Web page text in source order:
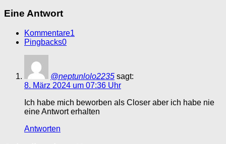
Eine Antwort
Kommentare1
Pingbacks0
@neptunlolo2235 sagt:
8. März 2024 um 07:36 Uhr
Ich habe mich beworben als Closer aber ich habe nie
eine Antwort erhalten
Antworten